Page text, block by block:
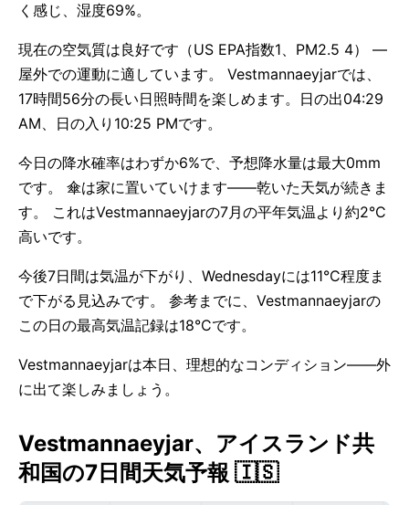
く感じ、湿度69%。
現在の空気質は良好です（US EPA指数1、PM2.5 4） —
屋外での運動に適しています。 Vestmannaeyjarでは、
17時間56分の長い日照時間を楽しめます。日の出04:29
AM、日の入り10:25 PMです。
今日の降水確率はわずか6%で、予想降水量は最大0mm
です。 傘は家に置いていけます——乾いた天気が続きま
す。 これはVestmannaeyjarの7月の平年気温より約2°C
高いです。
今後7日間は気温が下がり、Wednesdayには11°C程度ま
で下がる見込みです。 参考までに、Vestmannaeyjarの
この日の最高気温記録は18°Cです。
Vestmannaeyjarは本日、理想的なコンディション——外
に出て楽しみましょう。
Vestmannaeyjar、アイスランド共
和国の7日間天気予報 🇮🇸